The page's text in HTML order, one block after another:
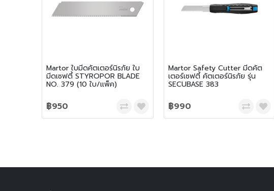
Martor ใบมีดคัตเตอร์นิรภัย ใบ
มีดเซฟตี้ STYROPOR BLADE
NO. 379 (10 ใบ/เเพ็ค)
฿950
Martor Safety Cutter มีดคัต
เตอร์เซฟตี้ คัตเตอร์นิรภัย รุ่น
SECUBASE 383
฿990